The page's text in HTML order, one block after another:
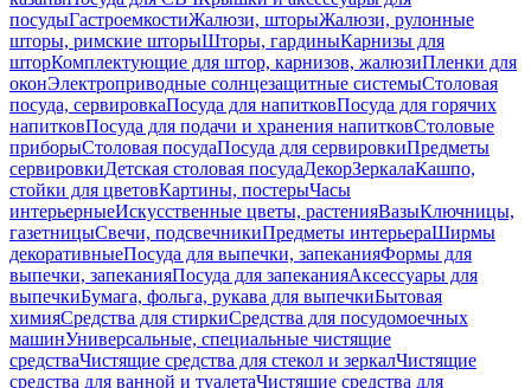
посудыГастроемкостиЖалюзи, шторыЖалюзи, рулонные
шторы, римские шторыШторы, гардиныКарнизы для
шторКомплектующие для штор, карнизов, жалюзиПленки для
оконЭлектроприводные солнцезащитные системыСтоловая
посуда, сервировкаПосуда для напитковПосуда для горячих
напитковПосуда для подачи и хранения напитковСтоловые
приборыСтоловая посудаПосуда для сервировкиПредметы
сервировкиДетская столовая посудаДекорЗеркалаКашпо,
стойки для цветовКартины, постерыЧасы
интерьерныеИскусственные цветы, растенияВазыКлючницы,
газетницыСвечи, подсвечникиПредметы интерьераШирмы
декоративныеПосуда для выпечки, запеканияФормы для
выпечки, запеканияПосуда для запеканияАксессуары для
выпечкиБумага, фольга, рукава для выпечкиБытовая
химияСредства для стиркиСредства для посудомоечных
машинУниверсальные, специальные чистящие
средстваЧистящие средства для стекол и зеркалЧистящие
средства для ванной и туалетаЧистящие средства для